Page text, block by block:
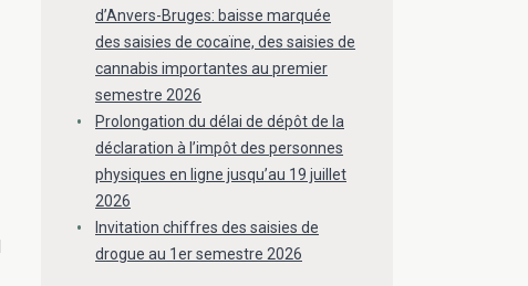
d’Anvers-Bruges: baisse marquée
des saisies de cocaïne, des saisies de
cannabis importantes au premier
semestre 2026
Prolongation du délai de dépôt de la
déclaration à l’impôt des personnes
physiques en ligne jusqu’au 19 juillet
2026
Invitation chiffres des saisies de
drogue au 1er semestre 2026